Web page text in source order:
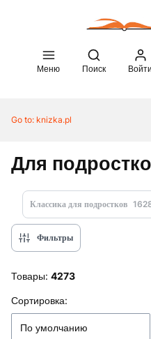
Меню
Open search
Поиск Войти
Go to: knizka.pl
Для
Классика для подростков
Фильтры
Товары: 4273
Список товаров
Сортировка:
По умолчанию